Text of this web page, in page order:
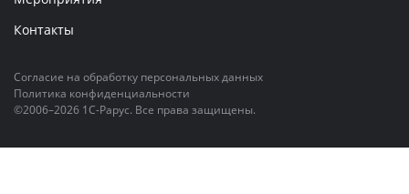
Контакты
©2006–2026 1С-Рарус. Все права защищены.
Политика конфиденциальности
Согласие на обработку персональных данных